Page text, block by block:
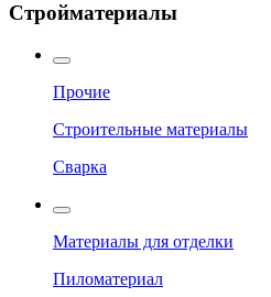
Стройматериалы
Прочие
Строительные материалы
Сварка
Материалы для отделки
Пиломатериал